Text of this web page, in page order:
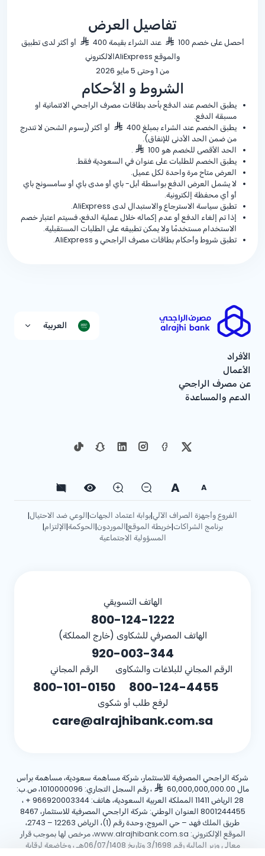
تفاصيل العرض
أحصل على خصم 100 عند الشراء بقيمة 400
أو أكثر لدى تطبيق
والموقع AliExpressالالكتروني
من 1 وحتى 5 مايو 2026
الشروط و الأحكام
يطبق الخصم عند الدفع بأحد بطاقات مصرف الراجحي الائتمانية او
مسبقة الدفع.
يطبق الخصم عند الشراء بمبلغ 400
أو أكثر (رسوم الشحن لا تندرج
من ضمن الحد الأدنى للإنفاق).
الحد الأقصى للخصم هو 100
.
يطبق الخصم للطلبات على عنوان في السعودية فقط.
العرض متاح مرة واحدة لكل عميل.
لا يشمل العرض الدفع بواسطة أبل- باي أو مدى باي أو سامسونج باي
أو أي محفظة إلكترونية.
تطبق سياسة الاسترجاع والاستبدال لدى AliExpress.
إذا تم إلغاء الدفع أو عدم إكماله خلال عملية الدفع، فسيتم اعتبار خصم
الاستخدام مستخدمًا ولا يمكن تطبيقه على الطلبات المستقبلية.
تطبق شروط وأحكام بطاقات مصرف الراجحي و AliExpress.
العربية
الأفراد
الأعمال
عن مصرف الراجحي
الدعم والمساعدة
A
A
الفروع وأجهزة الصراف الآلي|بوابة اعتماد الجهات|الوعي ضد الاحتيال|
برنامج الشراكات|خريطة الموقع|الموردون|الحوكمة|الإلتزام|
المسؤولية الاجتماعية
الهاتف التسويقي
800-124-1222
الهاتف المصرفي للشكاوى (خارج المملكة)
920-003-344
الرقم المجاني للبلاغات والشكاوى
800-124-4455
الرقم المجاني
800-101-0150
لرفع طلب أو شكوى
care@alrajhibank.com.sa
شركة الراجحي المصرفية للاستثمار، شركة مساهمة سعودية، مساهمة برأس
مال 60,000,000,000.00
، رقم السجل التجاري: 1010000096، ص.ب:
28 الرياض 11411 المملكة العربية السعودية، هاتف:
+ 966920003344 ،
8001244455 العنوان الوطني: شركة الراجحي المصرفية للاستثمار، 8467
طريق الملك فهد – حي المروج، وحدة رقم (1)، الرياض 12263 – 2743،
الموقع الإلكتروني: www.alrajhibank.com.sa، مرخص لها بموجب قرار
معالي وزير المالية رقم 3/1698 وتاريخ 06/07/1408هـ ، وخاضعة لرقابة